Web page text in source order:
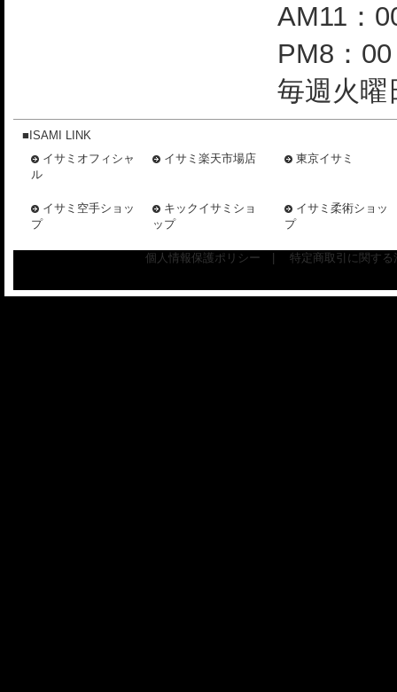
AM11：
PM8：
毎週火曜
■ISAMI LINK
イサミオフィシャ
ル
イサミ楽天市場店 東京イサミ
イサミ空手ショッ
プ
キックイサミショ
ップ
イサミ柔術ショッ
プ
個人情報保護ポリシー 特定商取引に関す